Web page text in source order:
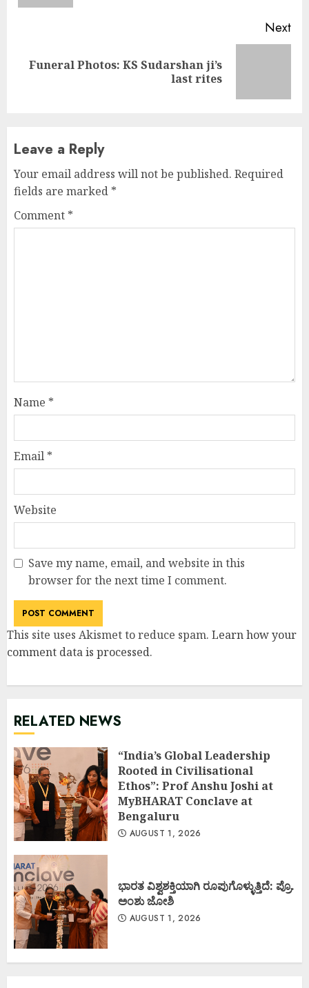
Next
Next
Funeral Photos: KS Sudarshan ji’s
last rites
Leave a Reply
Your email address will not be published. Required
fields are marked *
Comment *
Name *
Email *
Website
Save my name, email, and website in this
browser for the next time I comment.
This site uses Akismet to reduce spam. Learn how your
comment data is processed.
RELATED NEWS
“India’s Global Leadership
Rooted in Civilisational
Ethos”: Prof Anshu Joshi at
MyBHARAT Conclave at
Bengaluru
AUGUST 1, 2026
ಭಾರತ ವಿಶ್ವಶಕ್ತಿಯಾಗಿ ರೂಪುಗೊಳ್ಳುತ್ತಿದೆ: ಪ್ರೊ.
ಅಂಶು ಜೋಶಿ
AUGUST 1, 2026